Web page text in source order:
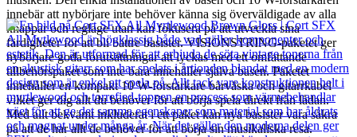
innebär att nybörjare inte behöver känna sig överväldigade av alla
knappar och reglage utan kan fokusera på att utveckla sina
färdigheter för att bli bättre basister. VISIONSTRING-paketet ger
nybörjare goda förutsättningar att lyckas med ett omfattande
tillbehörspaket som inte bara innehåller själva basen. Paketet
innehåller en kompakt 10 W-förstärkare bärväska och gitarrkabel
vilket ger dig allt du behöver för att börja spela direkt från lådan.
Med allt bekvämt inkluderat i ett paket kan nya basister vara säkra
på att de har allt de behöver för att börja sin musikaliska resa.